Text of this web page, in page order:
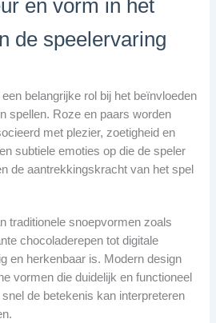
en vorm in het
de speelervaring
belangrijke rol bij het beïnvloeden
spellen. Roze en paars worden
met plezier, zoetigheid en
subtiele emoties op die de speler
de aantrekkingskracht van het spel
traditionele snoepvormen zoals
chocoladerepen tot digitale
en herkenbaar is. Modern design
vormen die duidelijk en functioneel
de betekenis kan interpreteren